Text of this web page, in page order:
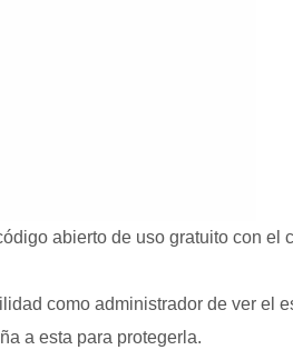
abierto de uso gratuito con
como administrador de ver el
a esta para protegerla.